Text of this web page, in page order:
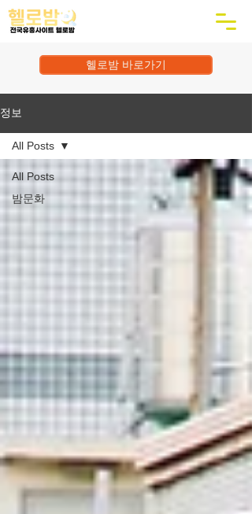
헬로밤 바로가기
정보
All Posts
밤문화
All Posts